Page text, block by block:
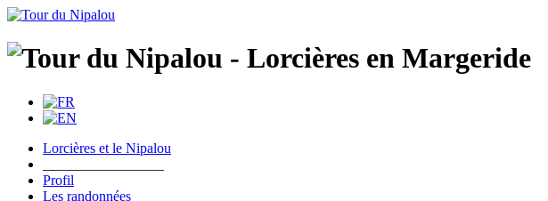
Lorcières et le Nipalou
Profil
Les randonnées